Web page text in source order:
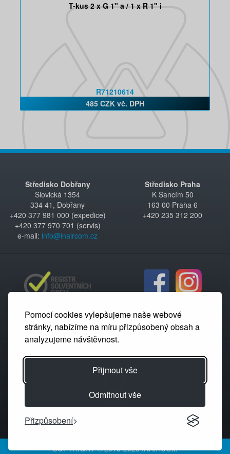
Pomocí cookies vylepšujeme naše webové
stránky, nabízíme na míru přizpůsobený obsah a
analyzujeme návštěvnost.
Přijmout vše
Odmítnout vše
Přizpůsobení
T-kus 2 x G 1" a / 1 x R 1" i
R71210614
485 CZK vč. DPH
Středisko Dobřany
Šlovická 1354
334 41, Dobřany
+420 377 981 000 (expedice)
+420 377 970 701 (servis)
e-mail: info@inaircom.cz
Středisko Praha
K Šancím 50
163 00 Praha 6
+420 235 312 200
Partnerský portál
COPYRIGHT © 2013-2026 INAIRCOM